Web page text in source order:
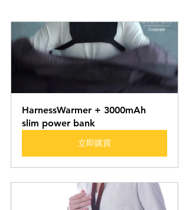
HarnessWarmer + 3000mAh
slim power bank
立即購買